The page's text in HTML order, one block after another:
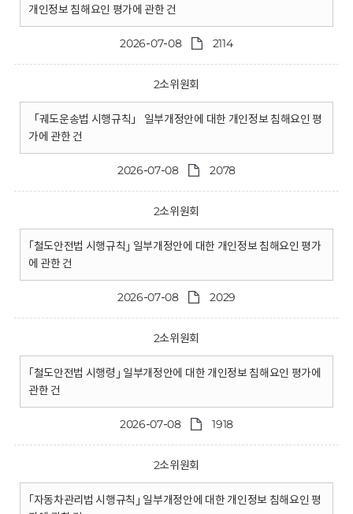
개인정보 침해요인 평가에 관한 건
2026-07-08 2114
2소위원회
「궤도운송법 시행규칙」 일부개정안에 대한 개인정보 침해요인 평
가에 관한 건
2026-07-08 2078
2소위원회
｢철도안전법 시행규칙｣ 일부개정안에 대한 개인정보 침해요인 평가
에 관한 건
2026-07-08 2029
2소위원회
｢철도안전법 시행령｣ 일부개정안에 대한 개인정보 침해요인 평가에
관한 건
2026-07-08 1918
2소위원회
｢자동차관리법 시행규칙｣ 일부개정안에 대한 개인정보 침해요인 평